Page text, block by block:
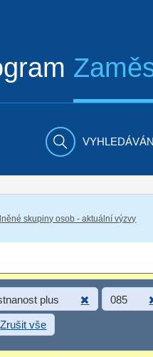
skupiny osob - aktuální výzvy
plus 085
Zrušit vše